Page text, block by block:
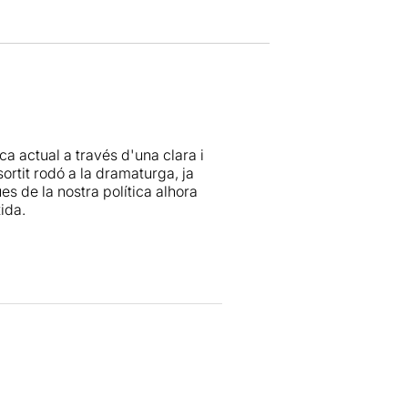
actual a través d'una clara i
rodó a la dramaturga, ja
de la nostra política alhora
aquesta visió confereix a
però amb l'interés de saber
el cas dels actors que
més artificials.
del públic, segurament,
arriba a diferents tipus de